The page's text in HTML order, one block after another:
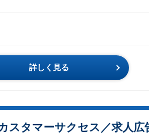
詳しく見る
スタマーサクセス／求人広